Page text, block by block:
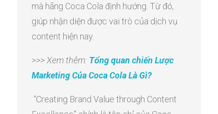
mà hãng Coca Cola định hướng. Từ đó,
giúp nhận diện được vai trò của dịch vụ
content hiện nay.
>>> Xem thêm: Tổng quan chiến Lược
Marketing Của Coca Cola Là Gì?
“Creating Brand Value through Content